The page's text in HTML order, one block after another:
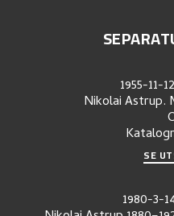
1955-11-12
Nikolai Astrup.
SE
1980-3-